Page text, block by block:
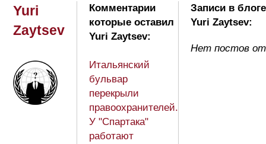
Yuri
Zaytsev
Комментарии
которые оставил
Yuri Zaytsev:
Итальянский
бульвар
перекрыли
правоохранителей.
У "Спартака"
работают
Записи в
Yuri Zaytsev:
Нет постов от